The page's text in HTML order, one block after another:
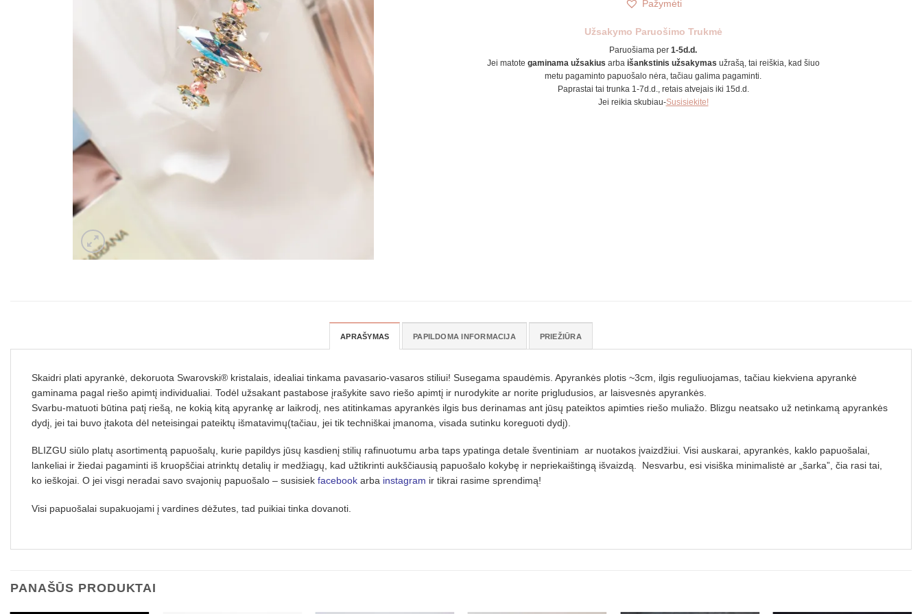
Pažymėti
Užsakymo Paruošimo Trukmė
Paruošiama per 1-5d.d.
Jei matote gaminama užsakius arba išankstinis užsakymas užrašą, tai reiškia, kad šiuo
metu pagaminto papuošalo nėra, tačiau galima pagaminti.
Paprastai tai trunka 1-7d.d., retais atvejais iki 15d.d.
Jei reikia skubiau-Susisiekite!
APRAŠYMAS PAPILDOMA INFORMACIJA PRIEŽIŪRA
Skaidri plati apyrankė, dekoruota Swarovski® kristalais, idealiai tinkama pavasario-vasaros stiliui! Susegama spaudėmis. Apyrankės plotis ~3cm, ilgis reguliuojamas, tačiau kiekviena apyrankė
gaminama pagal riešo apimtį individualiai. Todėl užsakant pastabose įrašykite savo riešo apimtį ir nurodykite ar norite prigludusios, ar laisvesnės apyrankės.
Svarbu-matuoti būtina patį riešą, ne kokią kitą apyrankę ar laikrodį, nes atitinkamas apyrankės ilgis bus derinamas ant jūsų pateiktos apimties riešo muliažo. Blizgu neatsako už netinkamą apyrankės
dydį, jei tai buvo įtakota dėl neteisingai pateiktų išmatavimų(tačiau, jei tik techniškai įmanoma, visada sutinku koreguoti dydį).
BLIZGU siūlo platų asortimentą papuošalų, kurie papildys jūsų kasdienį stilių rafinuotumu arba taps ypatinga detale šventiniam ar nuotakos įvaizdžiui. Visi auskarai, apyrankės, kaklo papuošalai,
lankeliai ir žiedai pagaminti iš kruopščiai atrinktų detalių ir medžiagų, kad užtikrinti aukščiausią papuošalo kokybę ir nepriekaištingą išvaizdą. Nesvarbu, esi visiška minimalistė ar „šarka”, čia rasi tai,
ko ieškojai. O jei visgi neradai savo svajonių papuošalo – susisiek facebook arba instagram ir tikrai rasime sprendimą!
Visi papuošalai supakuojami į vardines dėžutes, tad puikiai tinka dovanoti.
PANAŠŪS PRODUKTAI